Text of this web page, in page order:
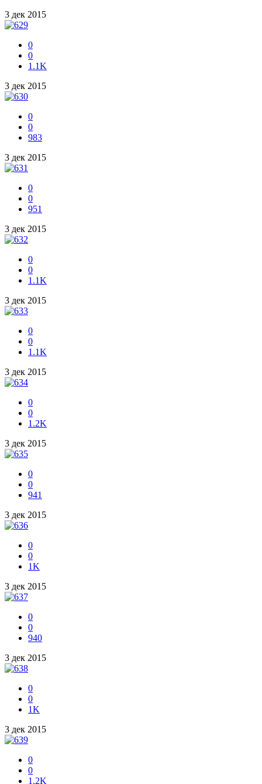
3 дек 2015
0
0
1.1K
3 дек 2015
0
0
983
3 дек 2015
0
0
951
3 дек 2015
0
0
1.1K
3 дек 2015
0
0
1.1K
3 дек 2015
0
0
1.2K
3 дек 2015
0
0
941
3 дек 2015
0
0
1K
3 дек 2015
0
0
940
3 дек 2015
0
0
1K
3 дек 2015
0
0
1.2K